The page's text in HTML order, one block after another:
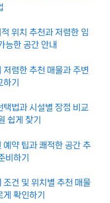
위치 추천과 저렴한 임
능한 공간 안내
렴한 추천 매물과 주변
기
택법과 시설별 장점 비교
쉽게 찾기
예약 팁과 쾌적한 공간 추
비하기
조건 및 위치별 추천 매물
확인하기